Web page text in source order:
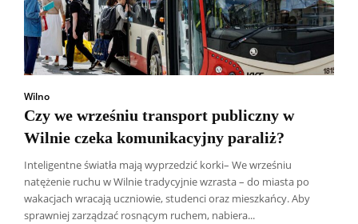
Wilno
Czy we wrześniu transport publiczny w
Wilnie czeka komunikacyjny paraliż?
Inteligentne światła mają wyprzedzić korki– We wrześniu
natężenie ruchu w Wilnie tradycyjnie wzrasta – do miasta po
wakacjach wracają uczniowie, studenci oraz mieszkańcy. Aby
sprawniej zarządzać rosnącym ruchem, nabiera...
Wszyscy Aleksander Borowik
Antoni Radczenko
Artur Płokszto
Grzegorz Górny
ks. Jarosław Wąsowicz SDB